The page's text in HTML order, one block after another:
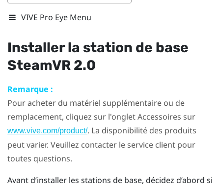
VIVE Pro Eye Menu
Installer la station de base
SteamVR 2.0
Remarque :
Pour acheter du matériel supplémentaire ou de
remplacement, cliquez sur l'onglet Accessoires sur
www.vive.com/product/. La disponibilité des produits
peut varier. Veuillez contacter le service client pour
toutes questions.
Avant d’installer les stations de base, décidez d’abord si